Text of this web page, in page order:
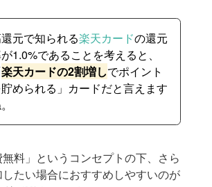
元で知られる楽天カードの還元
1.0%であることを考えると、
楽天カードの2割増しでポイント
められる」カードだと言えます
料」というコンセプトの下、さら
たい場合におすすめしやすいのが